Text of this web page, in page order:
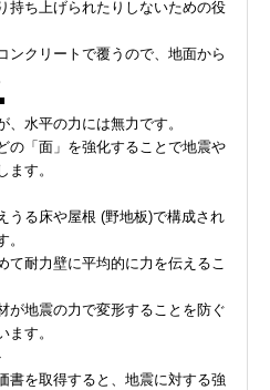
持ち上げられたりしないための役
ンクリートで覆うので、地面から
水平の力には無力です。
の「面」を強化することで地震や
ます。
うる床や屋根 (野地板)で構成され
て耐力壁に平均的に力を伝えるこ
が地震の力で変形することを防ぐ
ます。
を取得すると、地震に対する強